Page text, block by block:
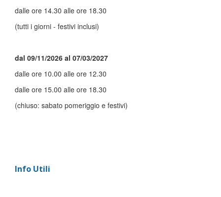
dalle ore 14.30 alle ore 18.30
(tutti i giorni - festivi inclusi)
dal 09/11/2026 al 07/03/2027
dalle ore 10.00 alle ore 12.30
dalle ore 15.00 alle ore 18.30
(chiuso: sabato pomeriggio e festivi)
Info Utili